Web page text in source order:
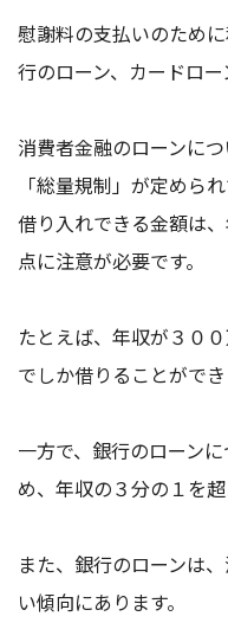
慰謝料の支払いのため
行のローン、カードロー
消費者金融のローンに
「総量規制」が定めら
借り入れできる金額は
点に注意が必要です。
たとえば、年収が３０
でしか借りることができ
一方で、銀行のローン
め、年収の３分の１を
また、銀行のローンは
い傾向にあります。